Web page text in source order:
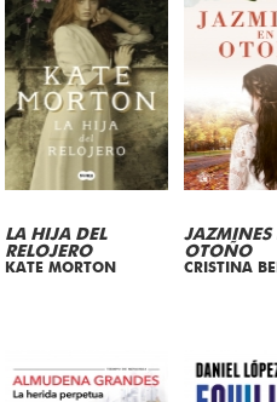
LA HIJA DEL
RELOJERO
KATE MORTON
JAZMINES
OTOÑO
CRISTINA